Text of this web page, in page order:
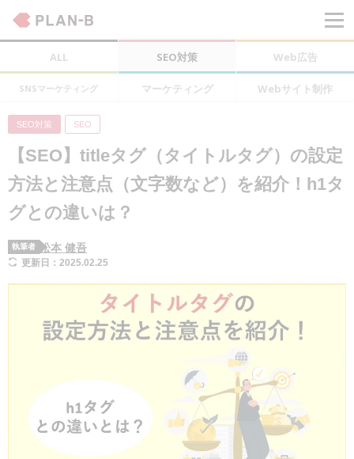
ALL SEO対策 Web広告
SNSマーケティング マーケティング Webサイト制作
SEO対策 SEO
【SEO】titleタグ（タイトルタグ）の設定
方法と注意点（文字数など）を紹介！h1タ
グとの違いは？
執筆者 松本 健吾
更新日：2025.02.25